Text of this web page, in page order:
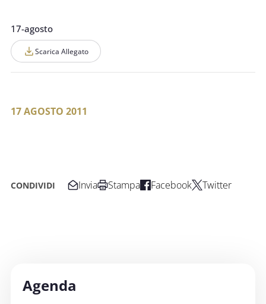
17-agosto
Scarica Allegato
17 AGOSTO 2011
CONDIVIDI Invia Stampa Facebook Twitter
Agenda